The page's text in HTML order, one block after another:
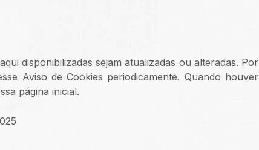
disponibilizadas sejam atualizadas ou alteradas. Por
Aviso de Cookies periodicamente. Quando houver
página inicial.